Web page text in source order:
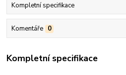
Kompletní specifikace
Komentáře 0
Kompletní specifikace